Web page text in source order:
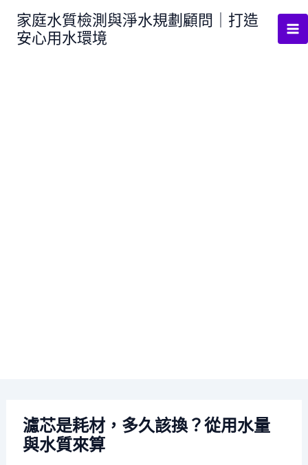
家庭水質檢測與淨水規劃顧問｜打造
安心用水環境
濾芯是耗材，多久該換？從用水量
與水質來算